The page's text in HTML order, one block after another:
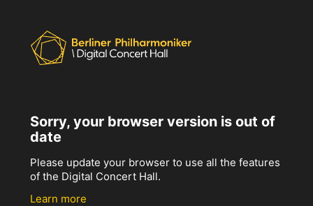
Sorry, your browser version is out of
date
Please update your browser to use all the features
of the Digital Concert Hall.
Learn more